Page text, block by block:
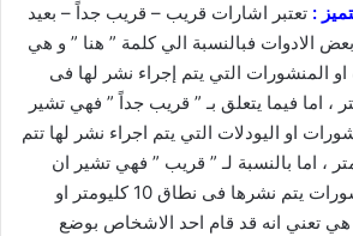
: تعتبر اشارات قريب – قريب جداً – بعيد
الادوات فبالنسبة الي كلمة ” هنا ” و هي
او المنشورات التي يتم إجراء نشر لها فى
، اما فيما يتعلق بـ ” قريب جداً ” فهي تشير
او اليودلات التي يتم اجراء نشر لها تتم
2 كيلومتر ، اما بالنسبة لـ ” قريب ” فهي تشير ان
اليودلات او المنشورات يتم نشرها فى نطاق 10 كليومتر او
هي تعني انه قد قام احد الاشخاص بوضع